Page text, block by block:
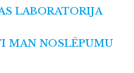
LABORATORIJA
MAN NOSLĒPUMU